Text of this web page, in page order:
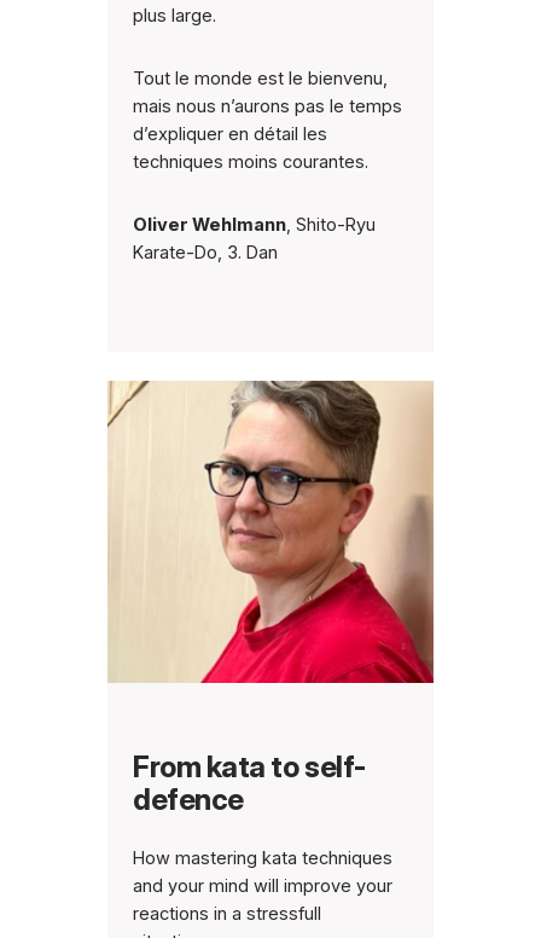
plus large.
Tout le monde est le bienvenu,
mais nous n’aurons pas le temps
d’expliquer en détail les
techniques moins courantes.
Oliver Wehlmann, Shito-Ryu
Karate-Do, 3. Dan
From kata to self-
defence
How mastering kata techniques
and your mind will improve your
reactions in a stressfull